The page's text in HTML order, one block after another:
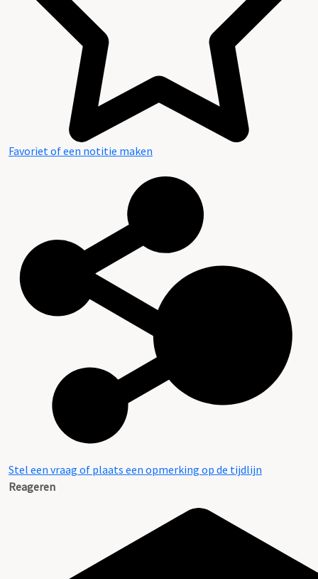
Gedeponeerde archieven
Favoriet of een notitie maken
Stel een vraag of plaats een opmerking op de tijdlijn
Reageren